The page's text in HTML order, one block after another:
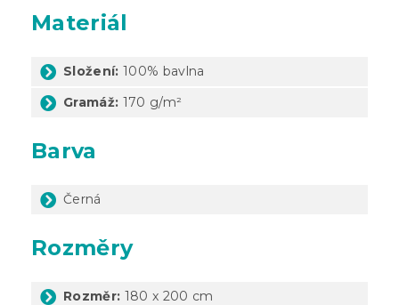
Materiál
Složení: 100% bavlna
Gramáž: 170 g/m²
Barva
Černá
Rozměry
Rozměr: 180 x 200 cm